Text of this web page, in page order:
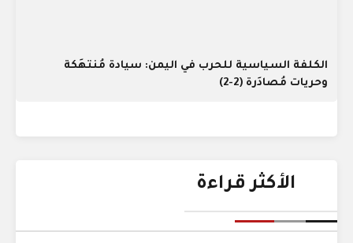
الكلفة السياسية للحرب في اليمن: سيادة مُنتهَكة
وحريات مُصادَرة (2-2)
الأكثر قراءة